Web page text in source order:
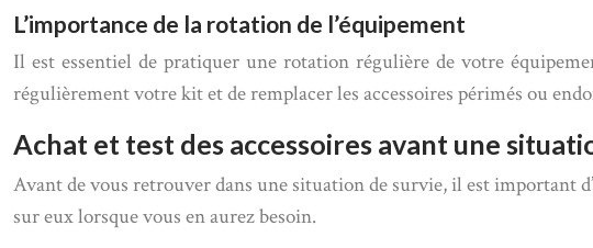
L’importance de la rotation de l’équipement
Il est essentiel de pratiquer une rotation régulière de votre
régulièrement votre kit et de remplacer les accessoires périmés ou
Achat et test des accessoires avant une
Avant de vous retrouver dans une situation de survie, il est important
sur eux lorsque vous en aurez besoin.